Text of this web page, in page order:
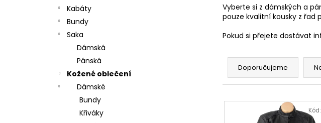
Kabáty
Bundy
Saka
Dámská
Pánská
Kožené oblečení
Dámské
Bundy
Křiváky
Vyberte si z dámských a
pouze kvalitní kousky z
Pokud si přejete dostávat
Ř
z
Doporučujeme
V
Kód: